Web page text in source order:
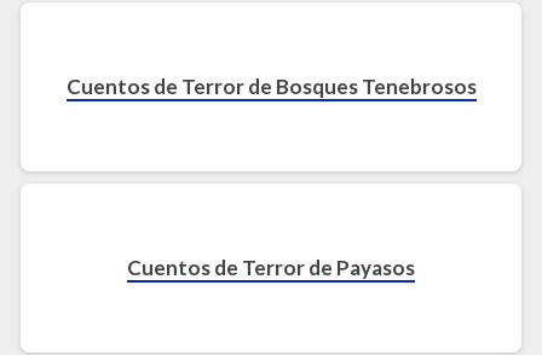
Cuentos de Terror de Bosques Tenebrosos
Cuentos de Terror de Payasos